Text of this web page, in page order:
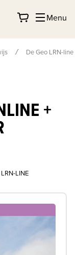
Menu
De Geo LRN-
+
LINE